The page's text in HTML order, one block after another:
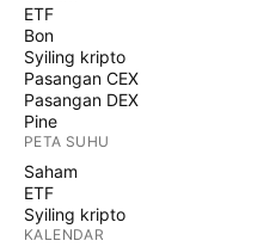
ETF
Bon
Syiling kripto
Pasangan CEX
Pasangan DEX
Pine
PETA SUHU
Saham
ETF
Syiling kripto
KALENDAR